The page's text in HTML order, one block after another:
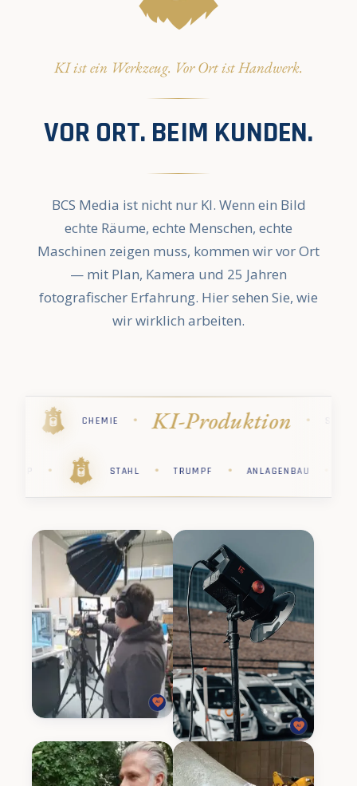
KI ist ein Werkzeug. Vor Ort ist Handwerk.
VOR ORT. BEIM KUNDEN.
BCS Media ist nicht nur KI. Wenn ein Bild
echte Räume, echte Menschen, echte
Maschinen zeigen muss, kommen wir vor Ort
— mit Plan, Kamera und 25 Jahren
fotografischer Erfahrung. Hier sehen Sie, wie
wir wirklich arbeiten.
STIHL · PHARMA · KÄRCHER ·
PHARMA · STIHL · CHEMIE · SAP ·